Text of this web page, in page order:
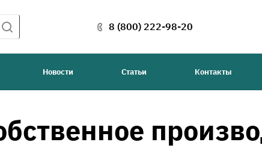
8 (800) 222-98-20
Новости Статьи Контакты